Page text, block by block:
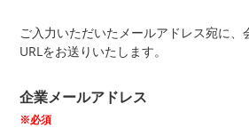
ご入力いただいたメールアドレス宛に、
URLをお送りいたします。
企業メールアドレス
※必須